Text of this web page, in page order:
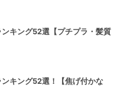
キング52選【プチプラ・髪質
キング52選！【焦げ付かな